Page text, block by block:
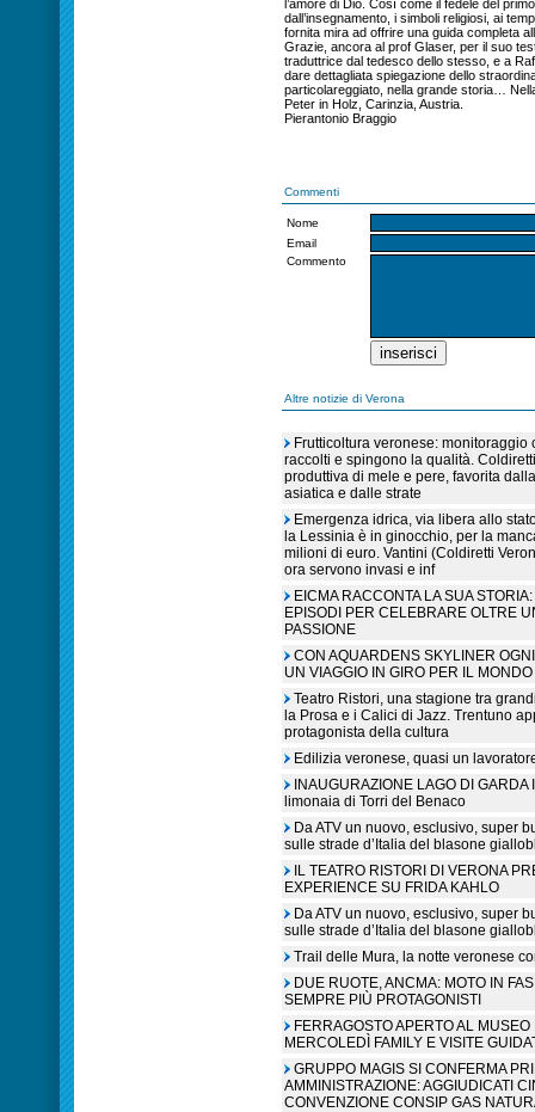
Pierantonio Braggio
Commenti
Nome
Email
Commento
Altre notizie di Verona
Frutticoltura veronese:
raccolti e spingono la qualità.
produttiva di mele e pere, favorita
asiatica e dalle strate
Emergenza idrica, via libera allo
la Lessinia è in ginocchio, per la
milioni di euro. Vantini (Coldiretti
ora servono invasi e inf
EICMA RACCONTA LA SUA
EPISODI PER CELEBRARE OLTRE
PASSIONE
CON AQUARDENS SKYLINER
UN VIAGGIO IN GIRO PER IL MONDO
Teatro Ristori, una stagione tra
la Prosa e i Calici di Jazz. Trentuno
protagonista della cultura
Edilizia veronese, quasi un
INAUGURAZIONE LAGO DI
limonaia di Torri del Benaco
Da ATV un nuovo, esclusivo, super
sulle strade d’Italia del blasone
IL TEATRO RISTORI DI VERONA
EXPERIENCE SU FRIDA KAHLO
Da ATV un nuovo, esclusivo, super
sulle strade d’Italia del blasone
Trail delle Mura, la notte veronese
DUE RUOTE, ANCMA: MOTO IN
SEMPRE PIÙ PROTAGONISTI
FERRAGOSTO APERTO AL
MERCOLEDÌ FAMILY E VISITE
GRUPPO MAGIS SI CONFERMA
AMMINISTRAZIONE: AGGIUDICATI
CONVENZIONE CONSIP GAS